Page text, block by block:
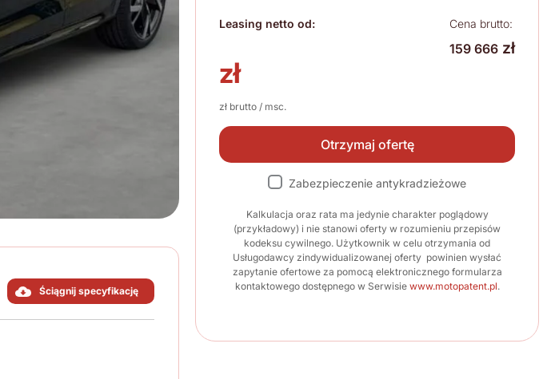
Leasing netto od:
zł
zł brutto / msc.
Cena brutto:
159 666 zł
Otrzymaj ofertę
Zabezpieczenie antykradzieżowe
Kalkulacja oraz rata ma jedynie charakter poglądowy
(przykładowy) i nie stanowi oferty w rozumieniu przepisów
kodeksu cywilnego. Użytkownik w celu otrzymania od
Usługodawcy zindywidualizowanej oferty powinien wysłać
zapytanie ofertowe za pomocą elektronicznego formularza
kontaktowego dostępnego w Serwisie www.motopatent.pl.
Ściągnij specyfikację